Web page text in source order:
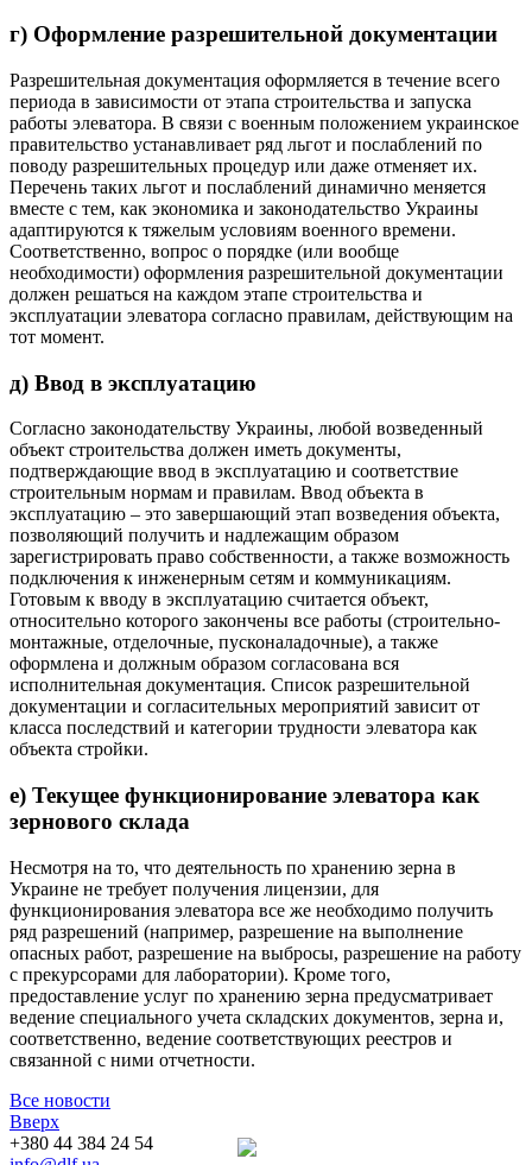
г) Оформление разрешительной документации
Разрешительная документация оформляется в течение всего
периода в зависимости от этапа строительства и запуска
работы элеватора. В связи с военным положением украинское
правительство устанавливает ряд льгот и послаблений по
поводу разрешительных процедур или даже отменяет их.
Перечень таких льгот и послаблений динамично меняется
вместе с тем, как экономика и законодательство Украины
адаптируются к тяжелым условиям военного времени.
Соответственно, вопрос о порядке (или вообще
необходимости) оформления разрешительной документации
должен решаться на каждом этапе строительства и
эксплуатации элеватора согласно правилам, действующим на
тот момент.
д) Ввод в эксплуатацию
Согласно законодательству Украины, любой возведенный
объект строительства должен иметь документы,
подтверждающие ввод в эксплуатацию и соответствие
строительным нормам и правилам. Ввод объекта в
эксплуатацию – это завершающий этап возведения объекта,
позволяющий получить и надлежащим образом
зарегистрировать право собственности, а также возможность
подключения к инженерным сетям и коммуникациям.
Готовым к вводу в эксплуатацию считается объект,
относительно которого закончены все работы (строительно-
монтажные, отделочные, пусконаладочные), а также
оформлена и должным образом согласована вся
исполнительная документация. Список разрешительной
документации и согласительных мероприятий зависит от
класса последствий и категории трудности элеватора как
объекта стройки.
е) Текущее функционирование элеватора как
зернового склада
Несмотря на то, что деятельность по хранению зерна в
Украине не требует получения лицензии, для
функционирования элеватора все же необходимо получить
ряд разрешений (например, разрешение на выполнение
опасных работ, разрешение на выбросы, разрешение на работу
с прекурсорами для лаборатории). Кроме того,
предоставление услуг по хранению зерна предусматривает
ведение специального учета складских документов, зерна и,
соответственно, ведение соответствующих реестров и
связанной с ними отчетности.
Все новости
Вверх
+380 44 384 24 54